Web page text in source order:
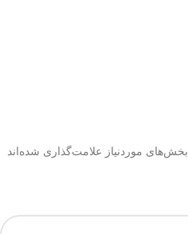
بخش‌های موردنیاز علامت‌گذاری شده‌اند